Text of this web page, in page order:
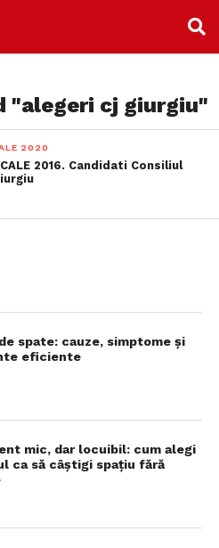
"alegeri cj giurgiu"
2020
2016. Candidati Consiliul
spate: cauze, simptome și
eficiente
mic, dar locuibil: cum alegi
ca să câștigi spațiu fără